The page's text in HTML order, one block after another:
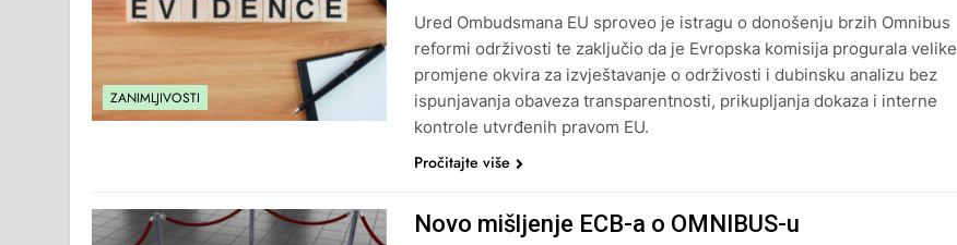
ZANIMLJIVOSTI
Ured Ombudsmana EU sproveo je istragu o donošenju brzih Omnibus
reformi održivosti te zaključio da je Evropska komisija progurala velike
promjene okvira za izvještavanje o održivosti i dubinsku analizu bez
ispunjavanja obaveza transparentnosti, prikupljanja dokaza i interne
kontrole utvrđenih pravom EU.
Pročitajte više
Novo mišljenje ECB-a o OMNIBUS-u